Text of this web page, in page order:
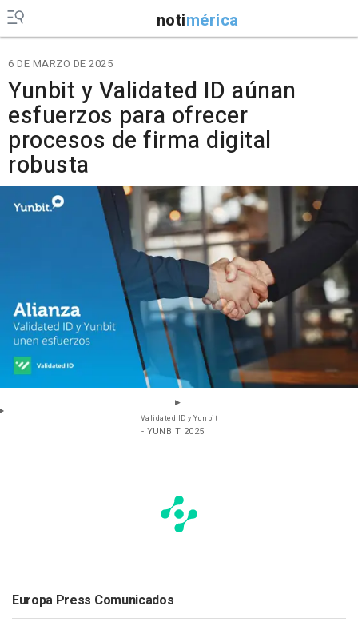
notimérica
6 DE MARZO DE 2025
Yunbit y Validated ID aúnan
esfuerzos para ofrecer
procesos de firma digital
robusta
Validated ID y Yunbit
- YUNBIT 2025
Europa Press Comunicados